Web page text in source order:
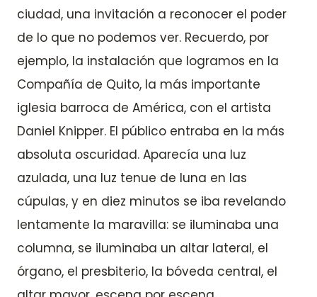
ciudad, una invitación a reconocer el poder
de lo que no podemos ver. Recuerdo, por
ejemplo, la instalación que logramos en la
Compañía de Quito, la más importante
iglesia barroca de América, con el artista
Daniel Knipper. El público entraba en la más
absoluta oscuridad. Aparecía una luz
azulada, una luz tenue de luna en las
cúpulas, y en diez minutos se iba revelando
lentamente la maravilla: se iluminaba una
columna, se iluminaba un altar lateral, el
órgano, el presbiterio, la bóveda central, el